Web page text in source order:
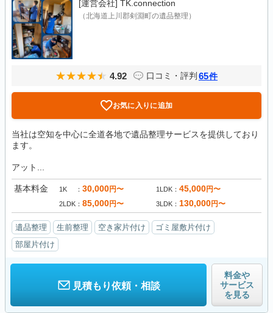
[運営会社] TK.connection
（北海道上川郡剣淵町の遺品整理）
4.92 口コミ・評判 65件
お気に入りに追加
当社は空知を中心に全道各地で遺品整理サービスを提供しており
ます。
アット...
基本料金 1K 30,000円〜 1LDK 45,000円〜
2LDK 85,000円〜 3LDK 130,000円〜
遺品整理 生前整理 空き家片付け
ゴミ屋敷片付け
部屋片付け
見積もり依頼・相談
料金や
サービス
を見る